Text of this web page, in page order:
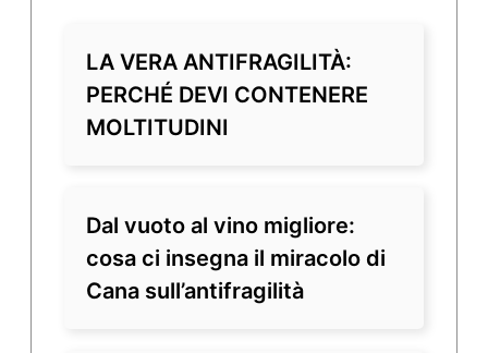
LA VERA ANTIFRAGILITÀ:
PERCHÉ DEVI CONTENERE
MOLTITUDINI
Dal vuoto al vino migliore:
cosa ci insegna il miracolo di
Cana sull’antifragilità